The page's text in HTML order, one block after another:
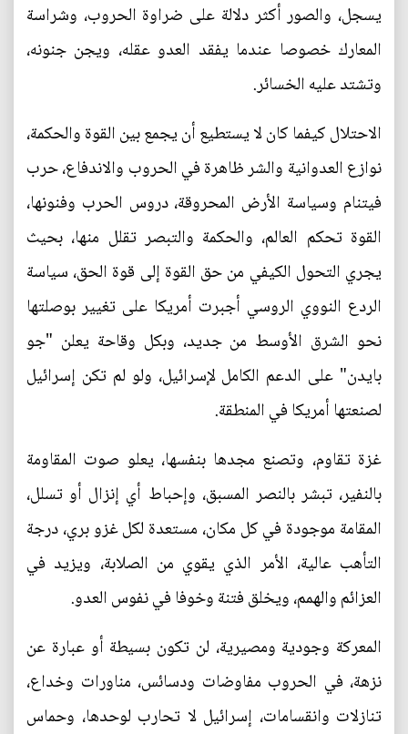
يسجل، والصور أكثر دلالة على ضراوة الحروب، وشراسة
المعارك خصوصا عندما يفقد العدو عقله، ويجن جنونه،
وتشتد عليه الخسائر.
الاحتلال كيفما كان لا يستطيع أن يجمع بين القوة والحكمة،
نوازع العدوانية والشر ظاهرة في الحروب والاندفاع، حرب
فيتنام وسياسة الأرض المحروقة، دروس الحرب وفنونها،
القوة تحكم العالم، والحكمة والتبصر تقلل منها، بحيث
يجري التحول الكيفي من حق القوة إلى قوة الحق، سياسة
الردع النووي الروسي أجبرت أمريكا على تغيير بوصلتها
نحو الشرق الأوسط من جديد، وبكل وقاحة يعلن "جو
بايدن" على الدعم الكامل لإسرائيل، ولو لم تكن إسرائيل
لصنعتها أمريكا في المنطقة.
غزة تقاوم، وتصنع مجدها بنفسها، يعلو صوت المقاومة
بالنفير، تبشر بالنصر المسبق، وإحباط أي إنزال أو تسلل،
المقامة موجودة في كل مكان، مستعدة لكل غزو بري، درجة
التأهب عالية، الأمر الذي يقوي من الصلابة، ويزيد في
العزائم والهمم، ويخلق فتنة وخوفا في نفوس العدو.
المعركة وجودية ومصيرية، لن تكون بسيطة أو عبارة عن
نزهة، في الحروب مفاوضات ودسائس، مناورات وخداع،
تنازلات وانقسامات، إسرائيل لا تحارب لوحدها، وحماس